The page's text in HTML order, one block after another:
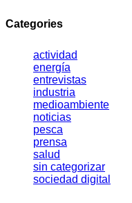
Categories
actividad
energía
entrevistas
industria
medioambiente
noticias
pesca
prensa
salud
sin categorizar
sociedad digital